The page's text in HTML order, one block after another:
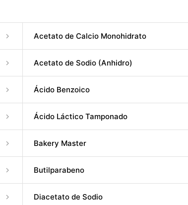
Acetato de Calcio Monohidrato
Acetato de Sodio (Anhidro)
Ácido Benzoico
Ácido Láctico Tamponado
Bakery Master
Butilparabeno
Diacetato de Sodio